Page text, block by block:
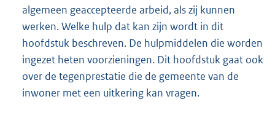
algemeen geaccepteerde arbeid, als zij kunnen
werken. Welke hulp dat kan zijn wordt in dit
hoofdstuk beschreven. De hulpmiddelen die worden
ingezet heten voorzieningen. Dit hoofdstuk gaat ook
over de tegenprestatie die de gemeente van de
inwoner met een uitkering kan vragen.